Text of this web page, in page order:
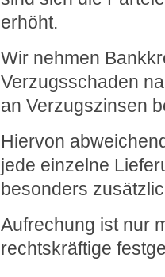
erhöht.
Wir nehmen
Verzugsschaden
an Verzugszinsen
Hiervon
jede einzelne
besonders
Aufrechung ist nur
rechtskräftige